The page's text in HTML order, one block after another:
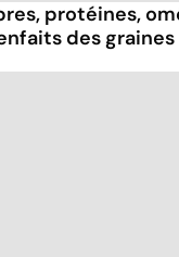
protéines,
des